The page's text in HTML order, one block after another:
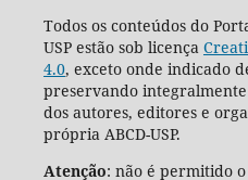
Todos os conteúdos do
USP estão sob licença
4.0, exceto onde indicado
preservando
dos autores, editores e
própria ABCD-USP.
Atenção: não é permitido